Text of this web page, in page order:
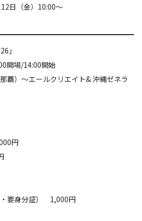
日（金）10:00～
」
開場/14:00開始
覇）～エールクリエイト& 沖縄ゼネラ
円
要身分証） 1,000円